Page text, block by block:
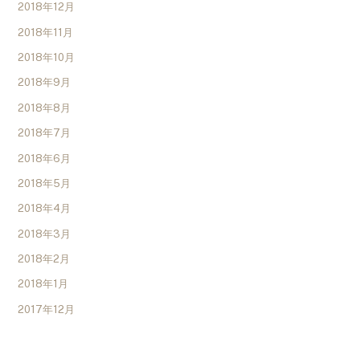
2018年12月
2018年11月
2018年10月
2018年9月
2018年8月
2018年7月
2018年6月
2018年5月
2018年4月
2018年3月
2018年2月
2018年1月
2017年12月